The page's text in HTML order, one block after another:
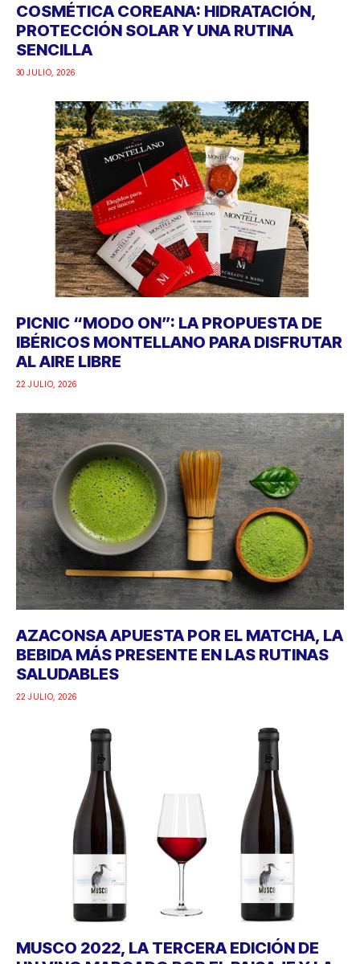
COSMÉTICA COREANA: HIDRATACIÓN,
PROTECCIÓN SOLAR Y UNA RUTINA
SENCILLA
30 JULIO, 2026
PICNIC “MODO ON”: LA PROPUESTA DE
IBÉRICOS MONTELLANO PARA DISFRUTAR
AL AIRE LIBRE
22 JULIO, 2026
AZACONSA APUESTA POR EL MATCHA, LA
BEBIDA MÁS PRESENTE EN LAS RUTINAS
SALUDABLES
22 JULIO, 2026
MUSCO 2022, LA TERCERA EDICIÓN DE